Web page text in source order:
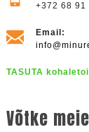
+372 68 91
Email:
TASUTA
Võtke